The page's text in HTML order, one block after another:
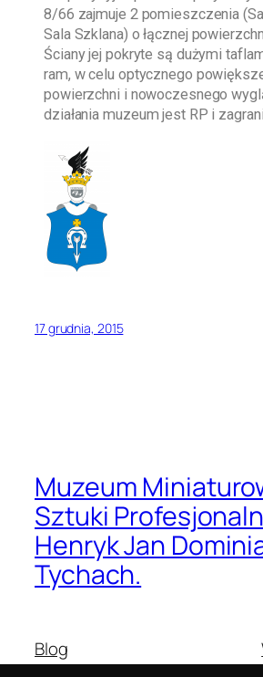
8/66 zajmuje 2 pomieszczenia
Sala Szklana) o łącznej
Ściany jej pokryte są dużymi
ram, w celu optycznego
powierzchni i nowoczesnego
działania muzeum jest RP i
17 grudnia, 2015
Muzeum
Sztuki
Henryk Jan
Tychach.
Blog
O nas